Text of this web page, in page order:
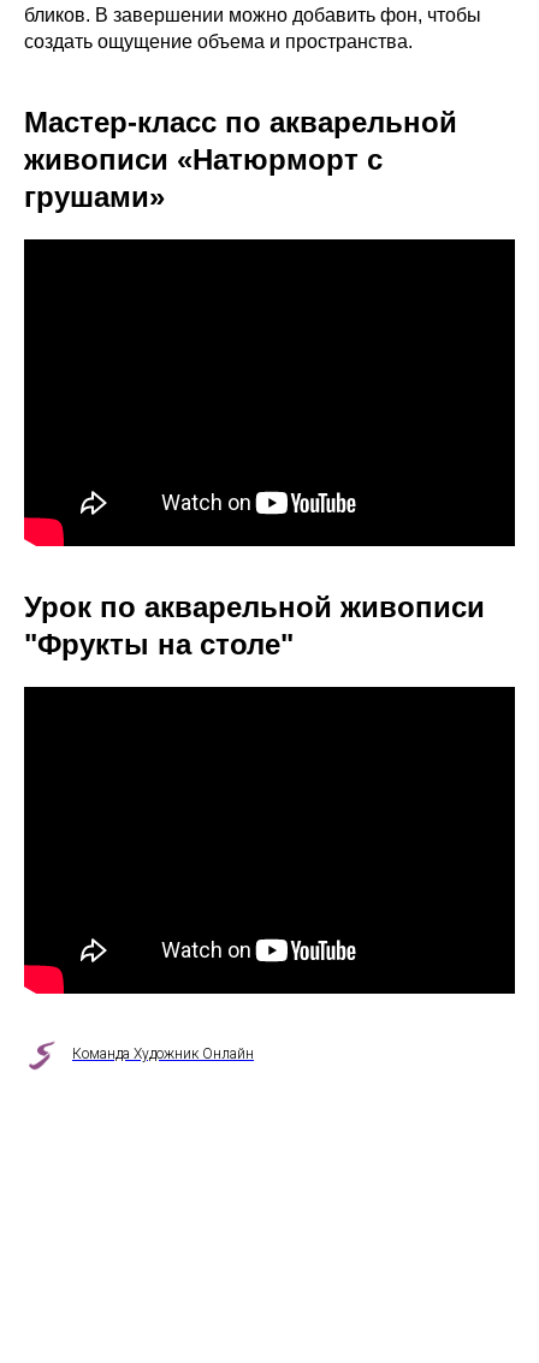
бликов. В завершении можно добавить фон, чтобы
создать ощущение объема и пространства.
Мастер-класс по акварельной
живописи «Натюрморт с
грушами»
Урок по акварельной живописи
"Фрукты на столе"
Команда Художник Онлайн